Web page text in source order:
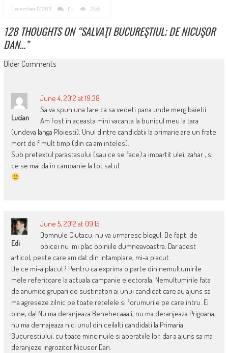
December 17, 2011 119 7555
128 THOUGHTS ON “SALVAŢI BUCUREŞTIUL; DE NICUŞOR
DAN…”
COMMENT
Older Comments
Lucian
June 4, 2012 at 19:38
Sa va spun una tare ca sa vedeti pana unde merg baietii.
Am fost in aceasta mini vacanta la bunicul meu la tara
(undeva langa Ploiesti). Unul dintre candidatii la primarie are un frate
mort de f mult timp (din ca am inteles).
Sub pretextul parastasului (sau ce se face) a impartit ulei, zahar , si
ce se mai da in campanie la tot satul.
Edi
June 5, 2012 at 09:15
Domnule Ciutacu, nu va urmaresc blogul. De fapt, de
obicei nu imi plac opiniile dumneavoastra. Dar acest
articol, peste care am dat din intamplare, mi-a placut.
De ce mi-a placut? Pentru ca exprima o parte din nemultumirile
mele referitoare la actuala campanie electorala. Nemultumirile fata
de anumite grupari de sustinatori ai unui candidat care au ajuns sa
ma agreseze zilnic pe toate retelele si forumurile pe care intru. Ei
bine, da! Nu ma deranjeaza Behehecaaali, nu ma deranjeaza Prigoana,
nu ma dernajeaza nici unul din ceilalti candidati la Primaria
Bucurestiului, cu toate mincinuile si aberatiile lor, dar a ajuns sa ma
deranjeze ingrozitor Nicusor Dan.